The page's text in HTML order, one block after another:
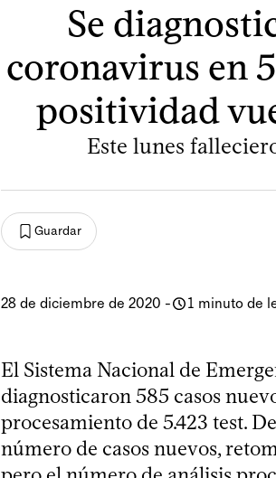
Se
coronavirus en
positividad
Este lunes
Guardar
28 de diciembre de 2020 - 1 minuto de
El Sistema Nacional de
diagnosticaron 585 casos
procesamiento de 5.423 test.
número de casos nuevos,